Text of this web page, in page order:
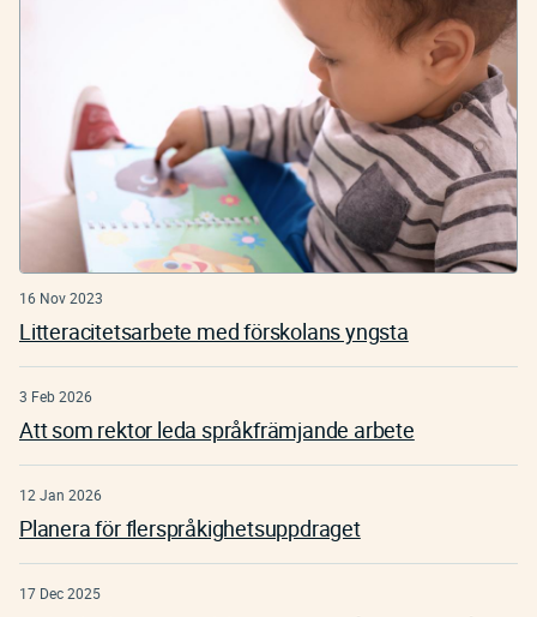
16 Nov 2023
Litteracitetsarbete med förskolans yngsta
3 Feb 2026
Att som rektor leda språkfrämjande arbete
12 Jan 2026
Planera för flerspråkighetsuppdraget
17 Dec 2025